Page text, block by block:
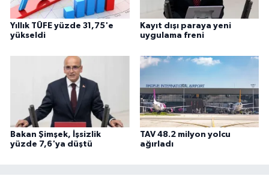
Yıllık TÜFE yüzde 31,75'e
yükseldi
Kayıt dışı paraya yeni
uygulama freni
Bakan Şimşek, İşsizlik
yüzde 7,6'ya düştü
TAV 48.2 milyon yolcu
ağırladı